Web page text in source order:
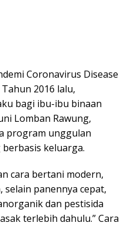
Coronavirus Disease
2016 lalu,
bagi ibu-ibu binaan
Lomban Rawung,
program unggulan
keluarga.
cara bertani modern,
panennya cepat,
dan pestisida
terlebih dahulu.” Cara